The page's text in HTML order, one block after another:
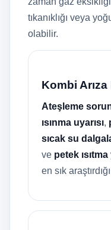
tıkanıklığı veya
olabilir.
Kombi Arıza
Ateşleme
ısınma uyarısı,
sıcak su
ve petek
en sık